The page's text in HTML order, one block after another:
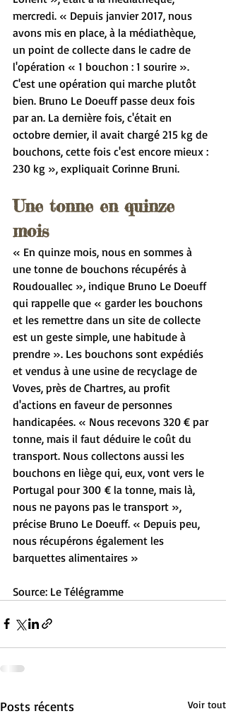
mercredi. « Depuis janvier 2017, nous
avons mis en place, à la médiathèque,
un point de collecte dans le cadre de
l'opération « 1 bouchon : 1 sourire ».
C'est une opération qui marche plutôt
bien. Bruno Le Doeuff passe deux fois
par an. La dernière fois, c'était en
octobre dernier, il avait chargé 215 kg de
bouchons, cette fois c'est encore mieux :
230 kg », expliquait Corinne Bruni.
Une tonne en quinze
mois
« En quinze mois, nous en sommes à
une tonne de bouchons récupérés à
Roudouallec », indique Bruno Le Doeuff
qui rappelle que « garder les bouchons
et les remettre dans un site de collecte
est un geste simple, une habitude à
prendre ». Les bouchons sont expédiés
et vendus à une usine de recyclage de
Voves, près de Chartres, au profit
d'actions en faveur de personnes
handicapées. « Nous recevons 320 € par
tonne, mais il faut déduire le coût du
transport. Nous collectons aussi les
bouchons en liège qui, eux, vont vers le
Portugal pour 300 € la tonne, mais là,
nous ne payons pas le transport »,
précise Bruno Le Doeuff. « Depuis peu,
nous récupérons également les
barquettes alimentaires »
Source: Le Télégramme
Posts récents Voir tout